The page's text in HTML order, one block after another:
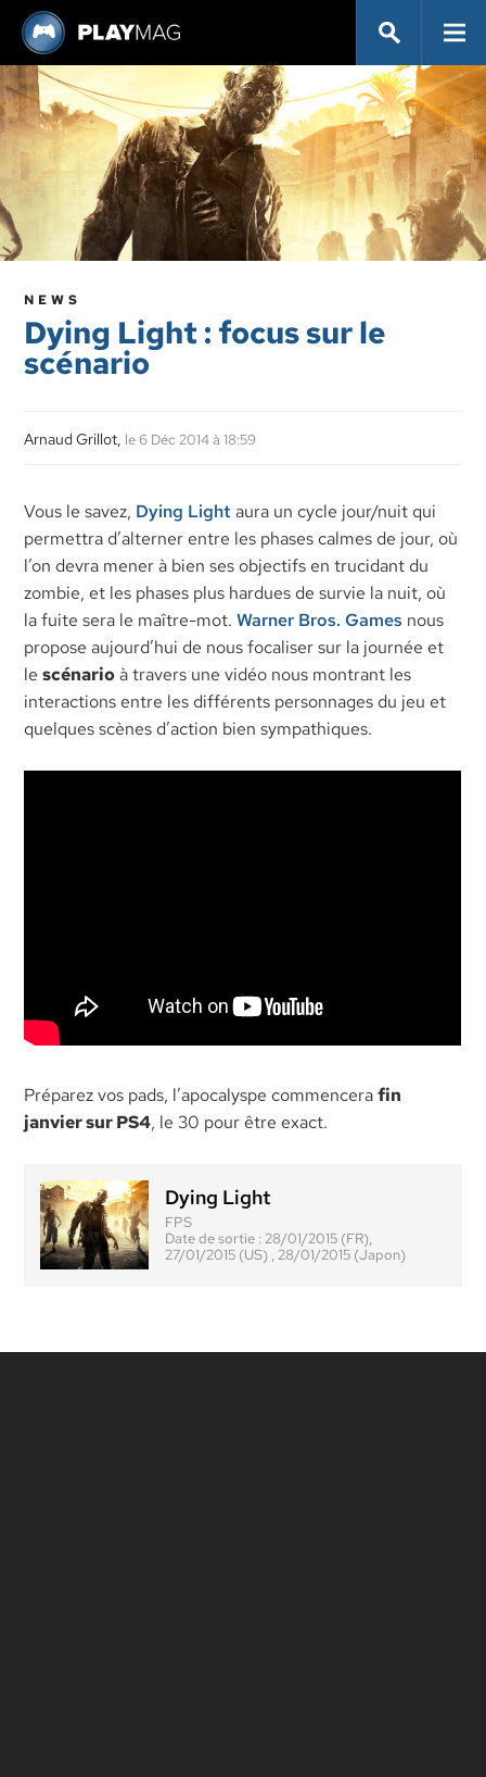
NEWS
Dying Light : focus sur le
scénario
Arnaud Grillot, le 6 Déc 2014 à 18:59
Vous le savez, Dying Lightaura un cycle jour/nuit qui
permettra d’alterner entre les phases calmes de jour, où
l’on devra mener à bien ses objectifs en trucidant du
zombie, et les phases plus hardues de survie la nuit, où
la fuite sera le maître-mot.Warner Bros. Games nous
propose aujourd’hui de nous focaliser sur la journée et
lescénarioà travers une vidéo nous montrant les
interactions entre les différents personnages du jeu et
quelques scènes d’action bien sympathiques.
Préparez vos pads, l’apocalyspe commencerafin
janvier sur PS4, le 30 pour être exact.
Dying Light
FPS
Date de sortie :28/01/2015 (FR),
27/01/2015 (US) , 28/01/2015 (Japon)